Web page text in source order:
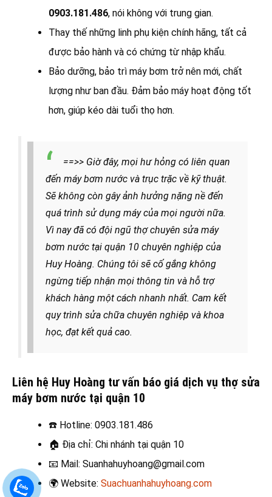
0903.181.486, nói không với trung gian.
Thay thế những linh phụ kiện chính hãng, tất cả
được bảo hành và có chứng từ nhập khẩu.
Bảo dưỡng, bảo trì máy bơm trở nên mới, chất
lượng như ban đầu. Đảm bảo máy hoạt động tốt
hơn, giúp kéo dài tuổi thọ hơn.
==>> Giờ đây, mọi hư hỏng có liên quan
đến máy bơm nước và trục trặc về kỹ thuật.
Sẽ không còn gây ảnh hưởng nặng nề đến
quá trình sử dụng máy của mọi người nữa.
Vì nay đã có đội ngũ thợ chuyên sửa máy
bơm nước tại quận 10 chuyên nghiệp của
Huy Hoàng. Chúng tôi sẽ cố gắng không
ngừng tiếp nhận mọi thông tin và hỗ trợ
khách hàng một cách nhanh nhất. Cam kết
quy trình sửa chữa chuyên nghiệp và khoa
học, đạt kết quả cao.
Liên hệ Huy Hoàng tư vấn báo giá dịch vụ thợ sửa
máy bơm nước tại quận 10
☎️ Hotline: 0903.181.486
🏠 Địa chỉ: Chi nhánh tại quận 10
📧 Mail: Suanhahuyhoang@gmail.com
🌍 Website: Suachuanhahuyhoang.com